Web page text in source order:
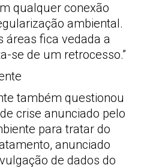
qualquer conexão
ambiental.
áreas fica vedada a
se de um retrocesso.”
também questionou
crise anunciado pelo
para tratar do
anunciado
de dados do